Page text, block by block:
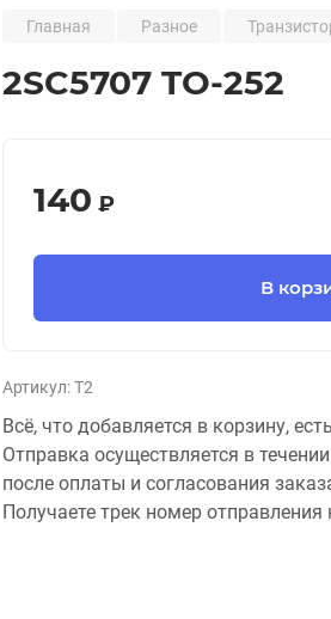
Главная Разное
2SC5707 TO-252
140 ₽
В
Артикул:T2
Всё, что добавляется в корзину,
Отправка осуществляется в
после оплаты и согласования
Получаете трек номер отправления